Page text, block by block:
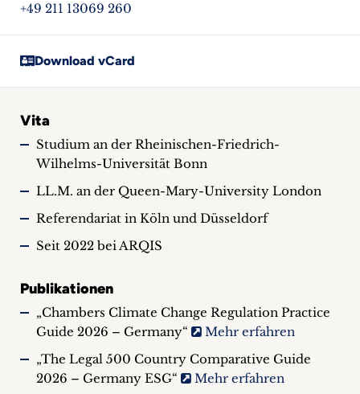
+49 211 13069 260
Download vCard
Vita
Studium an der Rheinischen-Friedrich-
Wilhelms-Universität Bonn
LL.M. an der Queen-Mary-University London
Referendariat in Köln und Düsseldorf
Seit 2022 bei ARQIS
Publikationen
„Chambers Climate Change Regulation Practice
Guide 2026 – Germany“
Mehr erfahren
„The Legal 500 Country Comparative Guide
2026 – Germany ESG“
Mehr erfahren